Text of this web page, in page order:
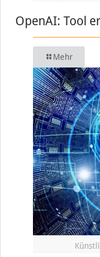
OpenAI: Tool
Mehr